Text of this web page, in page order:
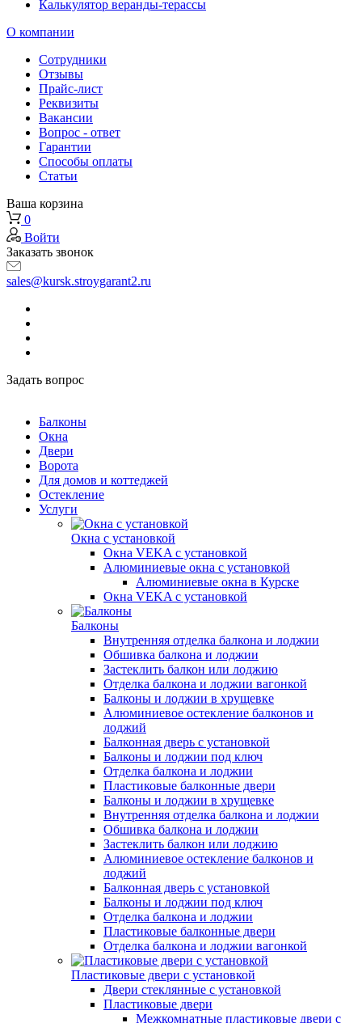
Калькулятор веранды-терассы
О компании
Сотрудники
Отзывы
Прайс-лист
Реквизиты
Вакансии
Вопрос - ответ
Гарантии
Способы оплаты
Статьи
Ваша корзина
0
Войти
Заказать звонок
sales@kursk.stroygarant2.ru
Задать вопрос
Балконы
Окна
Двери
Ворота
Для домов и коттеджей
Остекление
Услуги
Окна с установкой
Окна VEKA с установкой
Алюминиевые окна с установкой
Алюминиевые окна в Курске
Окна VEKA с установкой
Балконы
Внутренняя отделка балкона и лоджии
Обшивка балкона и лоджии
Застеклить балкон или лоджию
Отделка балкона и лоджии вагонкой
Балконы и лоджии в хрущевке
Алюминиевое остекление балконов и
лоджий
Балконная дверь с установкой
Балконы и лоджии под ключ
Отделка балкона и лоджии
Пластиковые балконные двери
Балконы и лоджии в хрущевке
Внутренняя отделка балкона и лоджии
Обшивка балкона и лоджии
Застеклить балкон или лоджию
Алюминиевое остекление балконов и
лоджий
Балконная дверь с установкой
Балконы и лоджии под ключ
Отделка балкона и лоджии
Пластиковые балконные двери
Отделка балкона и лоджии вагонкой
Пластиковые двери с установкой
Двери стеклянные с установкой
Пластиковые двери
Межкомнатные пластиковые двери с